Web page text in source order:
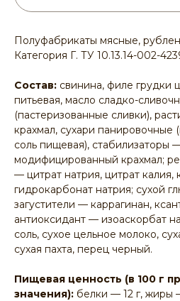
Полуфабрикаты мясные,
Категория Г. ТУ 10.13.14-002-
Состав: свинина, филе грудки
питьевая, масло сладко-
(пастеризованные сливки),
крахмал, сухари панировочные
соль пищевая), стабилизаторы
модифицированный крахмал;
— цитрат натрия, цитрат калия,
гидрокарбонат натрия; сухой
загустители — каррагинан,
антиоксидант — изоаскорбат
соль, сухое цельное молоко,
сухая пахта, перец черный.
Пищевая ценность (в 100 г
значения): белки — 12 г, жиры